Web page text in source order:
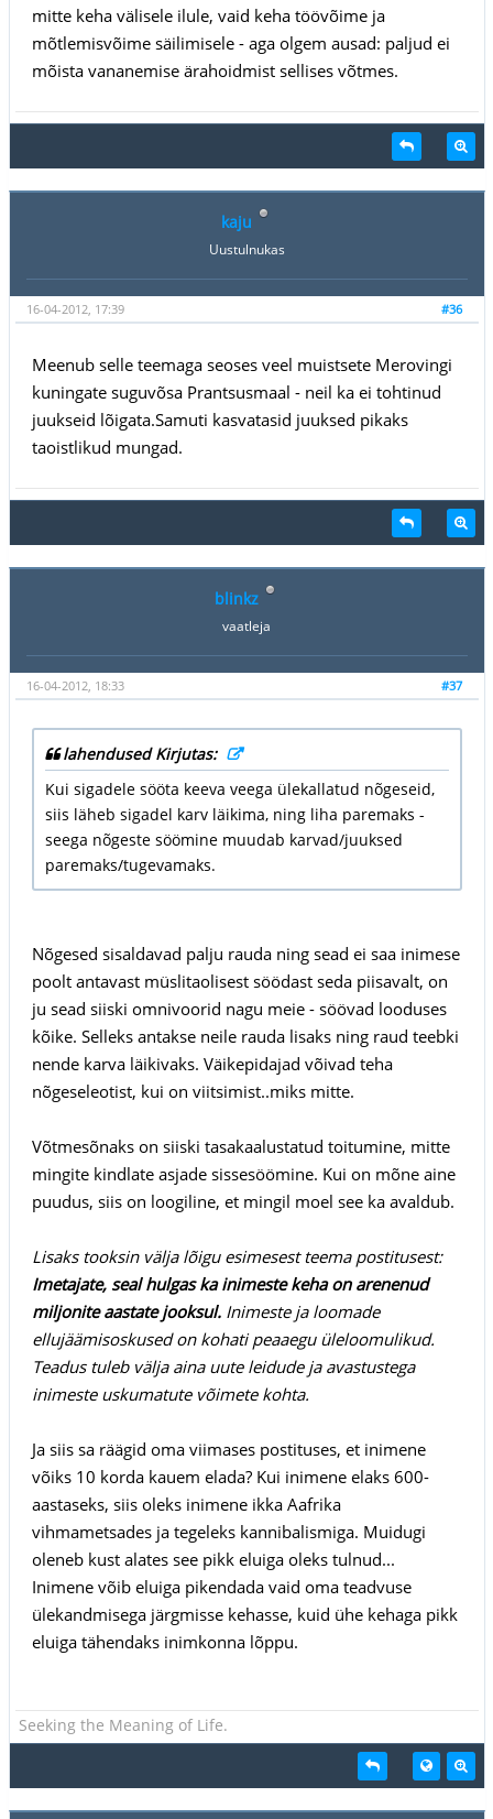
mitte keha välisele ilule, vaid keha töövõime ja
mõtlemisvõime säilimisele - aga olgem ausad: paljud ei
mõista vananemise ärahoidmist sellises võtmes.
kaju
Uustulnukas
#36
16-04-2012, 17:39
Meenub selle teemaga seoses veel muistsete Merovingi
kuningate suguvõsa Prantsusmaal - neil ka ei tohtinud
juukseid lõigata.Samuti kasvatasid juuksed pikaks
taoistlikud mungad.
blinkz
vaatleja
#37
16-04-2012, 18:33
lahendused Kirjutas:
Kui sigadele sööta keeva veega ülekallatud nõgeseid,
siis läheb sigadel karv läikima, ning liha paremaks -
seega nõgeste söömine muudab karvad/juuksed
paremaks/tugevamaks.
Nõgesed sisaldavad palju rauda ning sead ei saa inimese
poolt antavast müslitaolisest söödast seda piisavalt, on
ju sead siiski omnivoorid nagu meie - söövad looduses
kõike. Selleks antakse neile rauda lisaks ning raud teebki
nende karva läikivaks. Väikepidajad võivad teha
nõgeseleotist, kui on viitsimist..miks mitte.
Võtmesõnaks on siiski tasakaalustatud toitumine, mitte
mingite kindlate asjade sissesöömine. Kui on mõne aine
puudus, siis on loogiline, et mingil moel see ka avaldub.
Lisaks tooksin välja lõigu esimesest teema postitusest:
Imetajate, seal hulgas ka inimeste keha on arenenud
miljonite aastate jooksul.Inimeste ja loomade
ellujäämisoskused on kohati peaaegu üleloomulikud.
Teadus tuleb välja aina uute leidude ja avastustega
inimeste uskumatute võimete kohta.
Ja siis sa räägid oma viimases postituses, et inimene
võiks 10 korda kauem elada? Kui inimene elaks 600-
aastaseks, siis oleks inimene ikka Aafrika
vihmametsades ja tegeleks kannibalismiga. Muidugi
oleneb kust alates see pikk eluiga oleks tulnud...
Inimene võib eluiga pikendada vaid oma teadvuse
ülekandmisega järgmisse kehasse, kuid ühe kehaga pikk
eluiga tähendaks inimkonna lõppu.
Seeking the Meaning of Life.